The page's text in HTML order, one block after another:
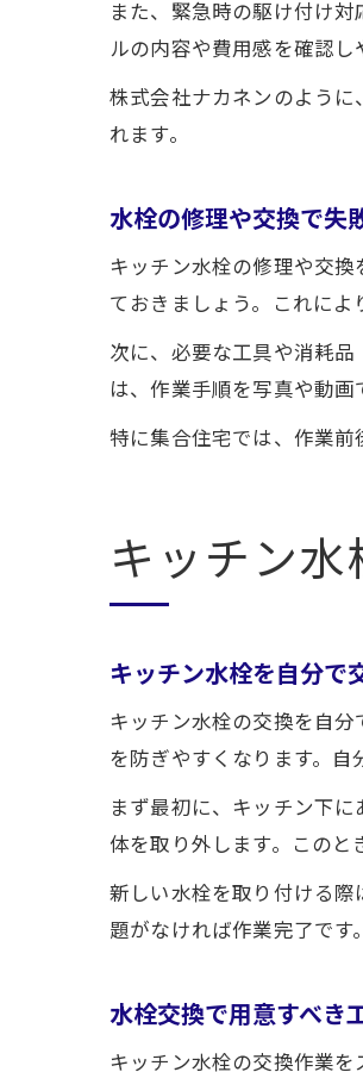
また、緊急時の駆け付け
ルの内容や費用感を確認し
株式会社ナカネンのよう
れます。
水栓の修理や交換で失
キッチン水栓の修理や交
ておきましょう。これによ
次に、必要な工具や消耗
は、作業手順を写真や動画
特に集合住宅では、作業前
キッチン
キッチン水栓を自分で
キッチン水栓の交換を自
を防ぎやすくなります。自
まず最初に、キッチン下
体を取り外します。このと
新しい水栓を取り付ける
題がなければ作業完了です
水栓交換で用意すべき
キッチン水栓の交換作業